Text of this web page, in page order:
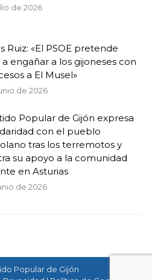
de 2026
Ruiz: «El PSOE pretende
engañar a los gijoneses con
a El Musel»
de 2026
Popular de Gijón expresa
con el pueblo
tras los terremotos y
su apoyo a la comunidad
en Asturias
de 2026
Popular de Gijón